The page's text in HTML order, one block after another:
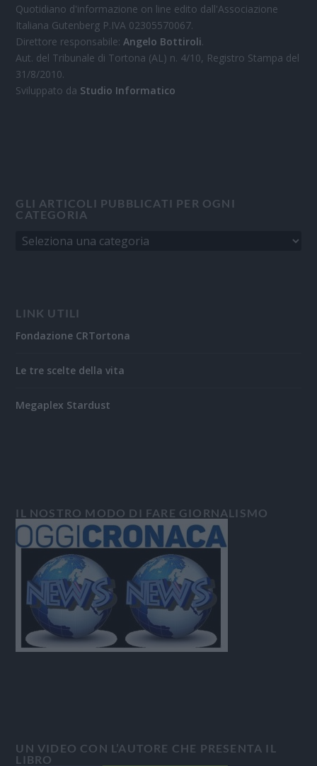
Quotidiano d'informazione on line edito dall'Associazione
Italiana Gutenberg P.IVA 02305570067.
Direttore responsabile:Angelo Bottiroli.
Aut. del Tribunale di Tortona (AL) n. 4/10, Registro Stampa del
31/8/2010.
Sviluppato da Studio Informatico
GLI ARTICOLI PUBBLICATI PER OGNI
CATEGORIA
LINK UTILI
Fondazione CRTortona
Le tre scelte della vita
Megaplex Stardust
IL NOSTRO MODO DI FARE GIORNALISMO
UN VIDEO CON L’AUTORE CHE PRESENTA IL
LIBRO